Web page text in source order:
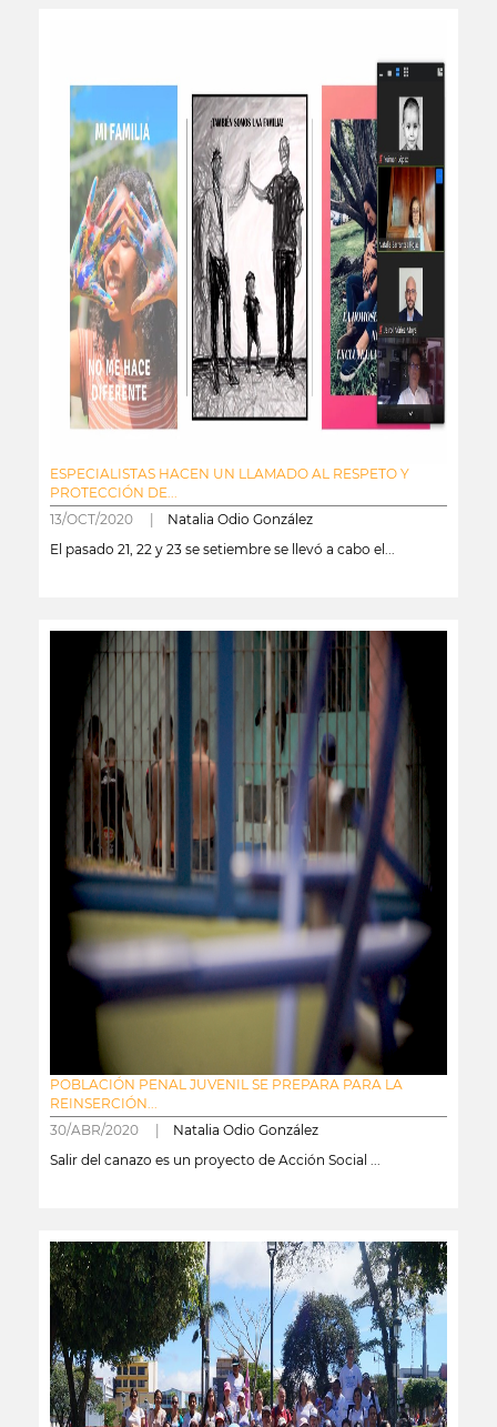
ESPECIALISTAS HACEN UN LLAMADO AL RESPETO Y
PROTECCIÓN DE...
13/OCT/2020 | Natalia Odio González
El pasado 21, 22 y 23 se setiembre se llevó a cabo el...
POBLACIÓN PENAL JUVENIL SE PREPARA PARA LA
REINSERCIÓN...
30/ABR/2020 | Natalia Odio González
Salir del canazo es un proyecto de Acción Social ...